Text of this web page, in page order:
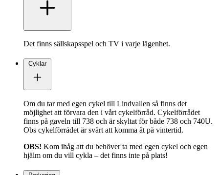
Det finns sällskapsspel och TV i varje lägenhet.
Cyklar
Om du tar med egen cykel till Lindvallen så finns det
möjlighet att förvara den i vårt cykelförråd. Cykelförrådet
finns på gaveln till 738 och är skyltat för både 738 och 740U.
Obs cykelförrådet är svårt att komma åt på vintertid.
OBS! Kom ihåg att du behöver ta med egen cykel och egen
hjälm om du vill cykla – det finns inte på plats!